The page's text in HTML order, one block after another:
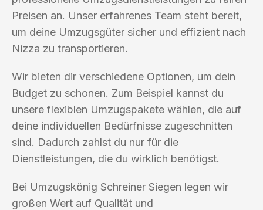
Preisen an. Unser erfahrenes Team steht bereit,
um deine Umzugsgüter sicher und effizient nach
Nizza zu transportieren.
Wir bieten dir verschiedene Optionen, um dein
Budget zu schonen. Zum Beispiel kannst du
unsere flexiblen Umzugspakete wählen, die auf
deine individuellen Bedürfnisse zugeschnitten
sind. Dadurch zahlst du nur für die
Dienstleistungen, die du wirklich benötigst.
Bei Umzugskönig Schreiner Siegen legen wir
großen Wert auf Qualität und